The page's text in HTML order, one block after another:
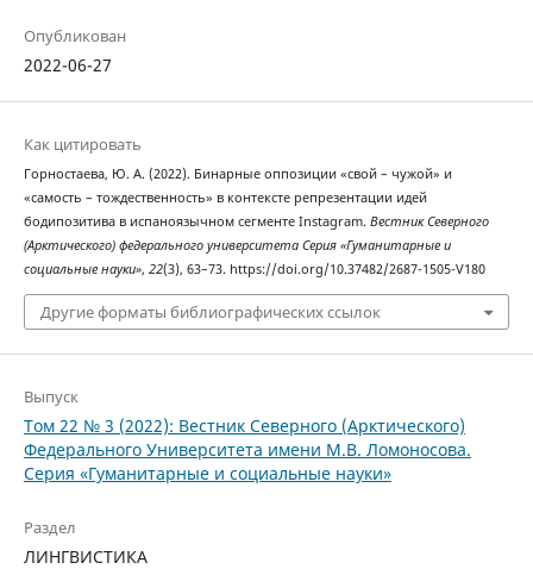
Опубликован
2022-06-27
Как цитировать
Горностаева, Ю. А. (2022). Бинарные оппозиции «свой – чужой» и
«самость – тождественность» в контексте репрезентации идей
бодипозитива в испаноязычном сегменте Instagram. Вестник Северного
(Арктического) федерального университета Серия «Гуманитарные и
социальные науки», 22(3), 63–73. https://doi.org/10.37482/2687-1505-V180
Другие форматы библиографических ссылок
Выпуск
Том 22 № 3 (2022): Вестник Северного (Арктического)
Федерального Университета имени М.В. Ломоносова.
Серия «Гуманитарные и социальные науки»
Раздел
ЛИНГВИСТИКА